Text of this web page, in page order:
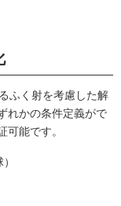
ふく射を考慮した解
れかの条件定義がで
可能です。